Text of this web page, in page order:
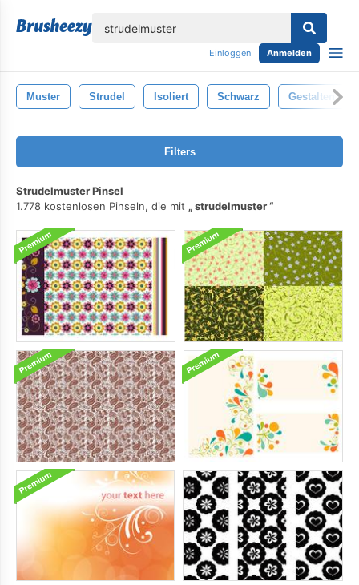
Einloggen Anmelden
Muster Strudel Isoliert Schwarz Gestalten
Filters
Strudelmuster Pinsel
1.778 kostenlosen Pinseln, die mit
strudelmuster